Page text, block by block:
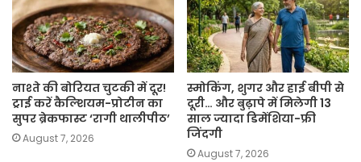
नाश्ते की बोरियत चुटकी में दूर!
ट्राई करें कैल्शियम-प्रोटीन का
सुपर ब्रेकफास्ट ‘रागी थालीपीठ’
August 7, 2026
स्मोकिंग, शुगर और हाई बीपी से
दूरी… और बुढ़ापे में मिलेगी 13
साल ज्यादा डिमेंशिया-फ्री
जिंदगी
August 7, 2026